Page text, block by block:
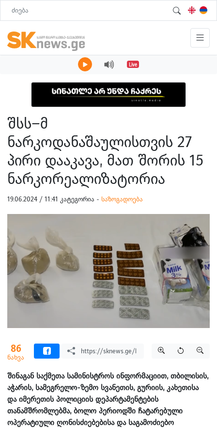
Live
შსს–მ
ნარკოდანაშაულისთვის 27
პირი დააკავა, მათ შორის 15
ნარკორეალიზატორია
19.06.2024 / 11:41 კატეგორია - საზოგადოება
86
ნახვა
შინაგან საქმეთა სამინისტროს ინფორმაციით, თბილისის,
აჭარის, სამეგრელო-ზემო სვანეთის, გურიის, კახეთისა
და იმერეთის პოლიციის დეპარტამენტების
თანამშრომლებმა, ბოლო პერიოდში ჩატარებული
ოპერატიული ღონისძიებებისა და საგამოძიებო